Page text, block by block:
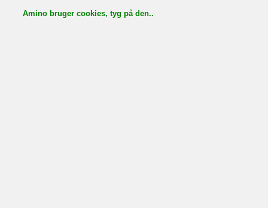
Amino bruger cookies, tyg på den..